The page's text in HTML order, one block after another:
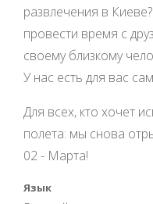
развлечения в
провести время с
своему близкому
У нас есть для вас
Для всех, кто хочет
полета: мы снова
02 - Марта!
Язык